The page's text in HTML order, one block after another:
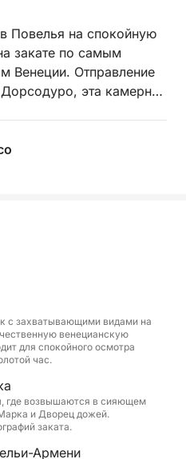
Повелья на спокойную
закате по самым
Венеции. Отправление
эта камерная
на город с
лодка скользит по
водам лагуны,
для себя
и скрытые истории
живописная
осмотр
Святого Марка и
от острова
для пар,
Венеции, эта прогулка
полюбоваться
на закате.
с захватывающими видами на
венецианскую
для спокойного осмотра
час.
где возвышаются в сияющем
и Дворец дожей.
заката.
Армени